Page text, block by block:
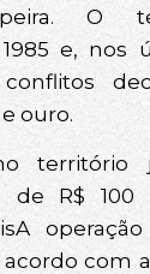
O
e, nos
ouro.
território
de R$ 100
com